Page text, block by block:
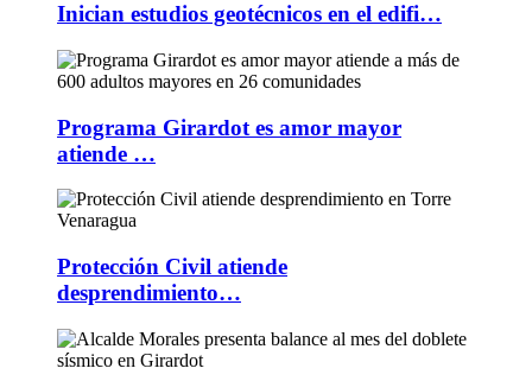
Inician estudios geotécnicos en el edifi…
Programa Girardot es amor mayor
atiende …
Protección Civil atiende
desprendimiento…